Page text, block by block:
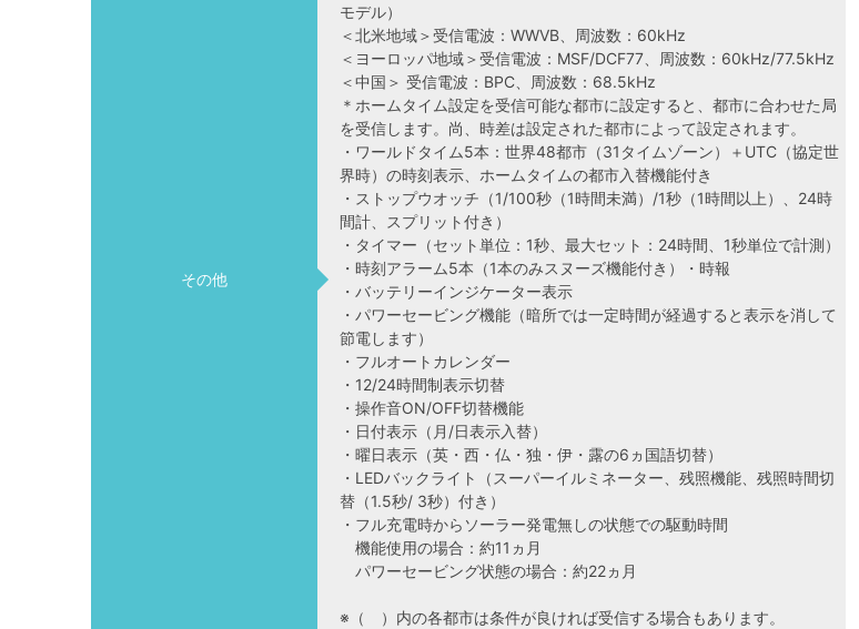
その他
モデル）
＜北米地域＞受信電波：WWVB、周波数：60kHz
＜ヨーロッパ地域＞受信電波：MSF/DCF77、周波数：60kHz/77.5kHz
＜中国＞ 受信電波：BPC、周波数：68.5kHz
＊ホームタイム設定を受信可能な都市に設定すると、都市に合わせた局
を受信します。尚、時差は設定された都市によって設定されます。
・ワールドタイム5本：世界48都市（31タイムゾーン）＋UTC（協定世
界時）の時刻表示、ホームタイムの都市入替機能付き
・ストップウオッチ（1/100秒（1時間未満）/1秒（1時間以上）、24時
間計、スプリット付き）
・タイマー（セット単位：1秒、最大セット：24時間、1秒単位で計測）
・時刻アラーム5本（1本のみスヌーズ機能付き）・時報
・バッテリーインジケーター表示
・パワーセービング機能（暗所では一定時間が経過すると表示を消して
節電します）
・フルオートカレンダー
・12/24時間制表示切替
・操作音ON/OFF切替機能
・日付表示（月/日表示入替）
・曜日表示（英・西・仏・独・伊・露の6ヵ国語切替）
・LEDバックライト（スーパーイルミネーター、残照機能、残照時間切
替（1.5秒/ 3秒）付き）
・フル充電時からソーラー発電無しの状態での駆動時間
機能使用の場合：約11ヵ月
パワーセービング状態の場合：約22ヵ月
※（ ）内の各都市は条件が良ければ受信する場合もあります。